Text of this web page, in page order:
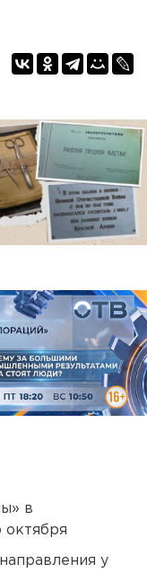
в
октября
у